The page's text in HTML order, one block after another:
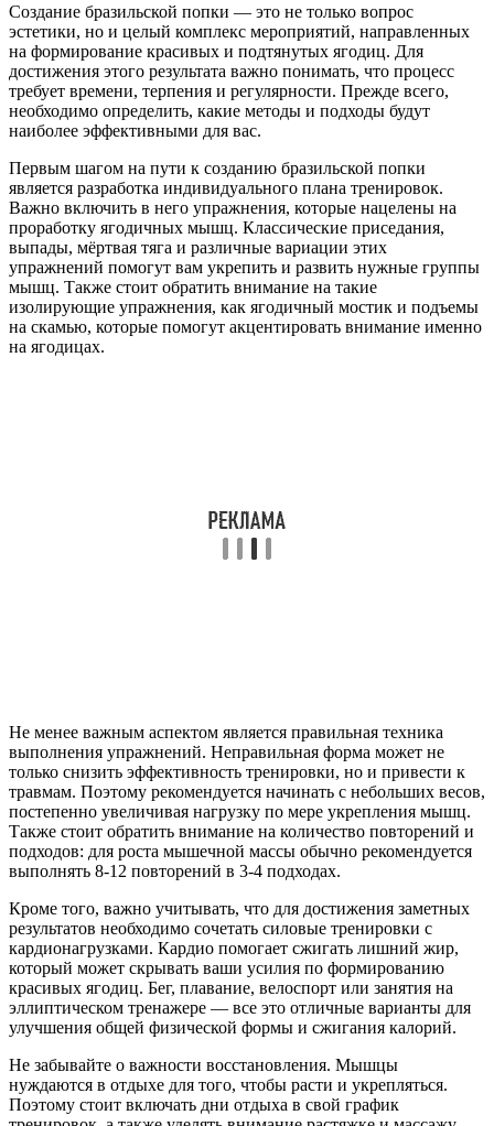
Создание бразильской попки — это не только вопрос
эстетики, но и целый комплекс мероприятий, направленных
на формирование красивых и подтянутых ягодиц. Для
достижения этого результата важно понимать, что процесс
требует времени, терпения и регулярности. Прежде всего,
необходимо определить, какие методы и подходы будут
наиболее эффективными для вас.
Первым шагом на пути к созданию бразильской попки
является разработка индивидуального плана тренировок.
Важно включить в него упражнения, которые нацелены на
проработку ягодичных мышц. Классические приседания,
выпады, мёртвая тяга и различные вариации этих
упражнений помогут вам укрепить и развить нужные группы
мышц. Также стоит обратить внимание на такие
изолирующие упражнения, как ягодичный мостик и подъемы
на скамью, которые помогут акцентировать внимание именно
на ягодицах.
Не менее важным аспектом является правильная техника
выполнения упражнений. Неправильная форма может не
только снизить эффективность тренировки, но и привести к
травмам. Поэтому рекомендуется начинать с небольших весов,
постепенно увеличивая нагрузку по мере укрепления мышц.
Также стоит обратить внимание на количество повторений и
подходов: для роста мышечной массы обычно рекомендуется
выполнять 8-12 повторений в 3-4 подходах.
Кроме того, важно учитывать, что для достижения заметных
результатов необходимо сочетать силовые тренировки с
кардионагрузками. Кардио помогает сжигать лишний жир,
который может скрывать ваши усилия по формированию
красивых ягодиц. Бег, плавание, велоспорт или занятия на
эллиптическом тренажере — все это отличные варианты для
улучшения общей физической формы и сжигания калорий.
Не забывайте о важности восстановления. Мышцы
нуждаются в отдыхе для того, чтобы расти и укрепляться.
Поэтому стоит включать дни отдыха в свой график